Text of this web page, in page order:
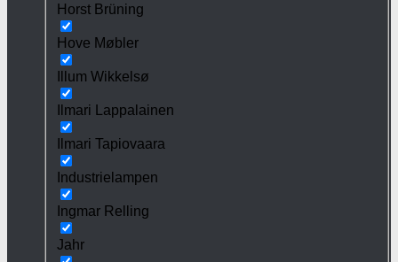
Horst Brüning
Hove Møbler
Illum Wikkelsø
Ilmari Lappalainen
Ilmari Tapiovaara
Industrielampen
Ingmar Relling
Jahr